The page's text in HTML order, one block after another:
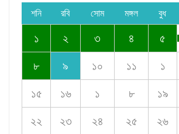
শনি রবি সোম মঙ্গল বুধ
১ ২ ৩ ৪ ৫
৮ ৯ ১০ ১১ ১
১৫ ১৬ ১ ৮ ১৯
২২ ২৩ ২৪ ২৫ ২৬